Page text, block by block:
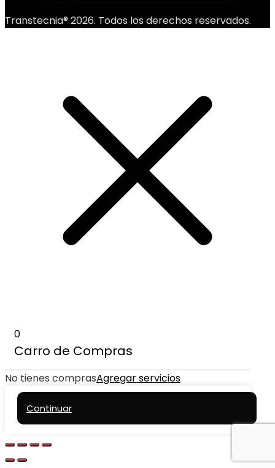
Transtecnia® 2026. Todos los derechos reservados.
0
Carro de Compras
No tienes comprasAgregar servicios
Continuar